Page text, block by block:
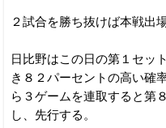
２試合を勝ち抜けば本戦出
日比野はこの日の第１セッ
き８２パーセントの高い確
ら３ゲームを連取すると第
し、先行する。